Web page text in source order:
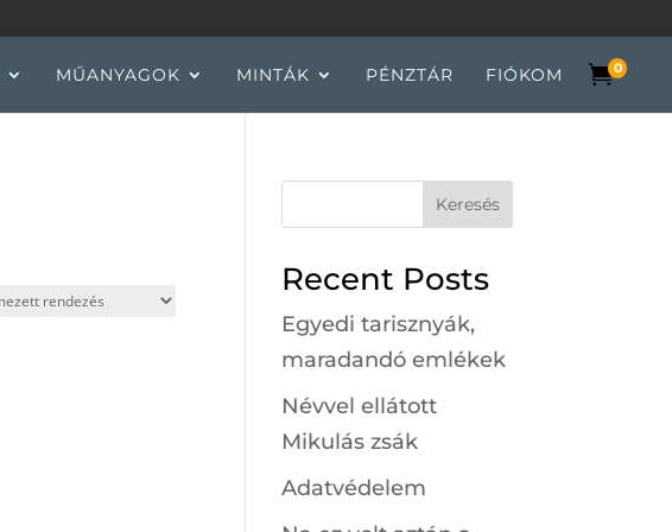
MŰANYAGOK MINTÁK PÉNZTÁR FIÓKOM 0
Keresés
Recent Posts
Egyedi tarisznyák,
maradandó emlékek
Névvel ellátott
Mikulás zsák
Adatvédelem